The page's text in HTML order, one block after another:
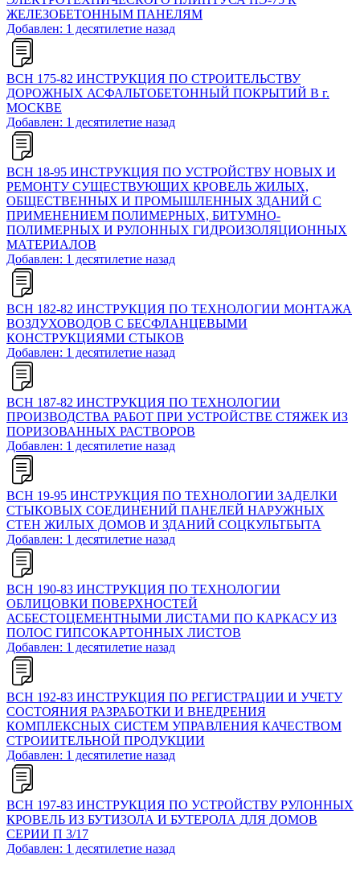
ЖЕЛЕЗОБЕТОННЫМ ПАНЕЛЯМ
Добавлен: 1 десятилетие назад
ВСН 175-82 ИНСТРУКЦИЯ ПО СТРОИТЕЛЬСТВУ
ДОРОЖНЫХ АСФАЛЬТОБЕТОННЫЙ ПОКРЫТИЙ В г.
МОСКВЕ
Добавлен: 1 десятилетие назад
ВСН 18-95 ИНСТРУКЦИЯ ПО УСТРОЙСТВУ НОВЫХ И
РЕМОНТУ СУЩЕСТВУЮЩИХ КРОВЕЛЬ ЖИЛЫХ,
ОБЩЕСТВЕННЫХ И ПРОМЫШЛЕННЫХ ЗДАНИЙ С
ПРИМЕНЕНИЕМ ПОЛИМЕРНЫХ, БИТУМНО-
ПОЛИМЕРНЫХ И РУЛОННЫХ ГИДРОИЗОЛЯЦИОННЫХ
МАТЕРИАЛОВ
Добавлен: 1 десятилетие назад
ВСН 182-82 ИНСТРУКЦИЯ ПО ТЕХНОЛОГИИ МОНТАЖА
ВОЗДУХОВОДОВ С БЕСФЛАНЦЕВЫМИ
КОНСТРУКЦИЯМИ СТЫКОВ
Добавлен: 1 десятилетие назад
ВСН 187-82 ИНСТРУКЦИЯ ПО ТЕХНОЛОГИИ
ПРОИЗВОДСТВА РАБОТ ПРИ УСТРОЙСТВЕ СТЯЖЕК ИЗ
ПОРИЗОВАННЫХ РАСТВОРОВ
Добавлен: 1 десятилетие назад
ВСН 19-95 ИНСТРУКЦИЯ ПО ТЕХНОЛОГИИ ЗАДЕЛКИ
СТЫКОВЫХ СОЕДИНЕНИЙ ПАНЕЛЕЙ НАРУЖНЫХ
СТЕН ЖИЛЫХ ДОМОВ И ЗДАНИЙ СОЦКУЛЬТБЫТА
Добавлен: 1 десятилетие назад
ВСН 190-83 ИНСТРУКЦИЯ ПО ТЕХНОЛОГИИ
ОБЛИЦОВКИ ПОВЕРХНОСТЕЙ
АСБЕСТОЦЕМЕНТНЫМИ ЛИСТАМИ ПО КАРКАСУ ИЗ
ПОЛОС ГИПСОКАРТОННЫХ ЛИСТОВ
Добавлен: 1 десятилетие назад
ВСН 192-83 ИНСТРУКЦИЯ ПО РЕГИСТРАЦИИ И УЧЕТУ
СОСТОЯНИЯ РАЗРАБОТКИ И ВНЕДРЕНИЯ
КОМПЛЕКСНЫХ СИСТЕМ УПРАВЛЕНИЯ КАЧЕСТВОМ
СТРОИИТЕЛЬНОЙ ПРОДУКЦИИ
Добавлен: 1 десятилетие назад
ВСН 197-83 ИНСТРУКЦИЯ ПО УСТРОЙСТВУ РУЛОННЫХ
КРОВЕЛЬ ИЗ БУТИЗОЛА И БУТЕРОЛА ДЛЯ ДОМОВ
СЕРИИ П 3/17
Добавлен: 1 десятилетие назад